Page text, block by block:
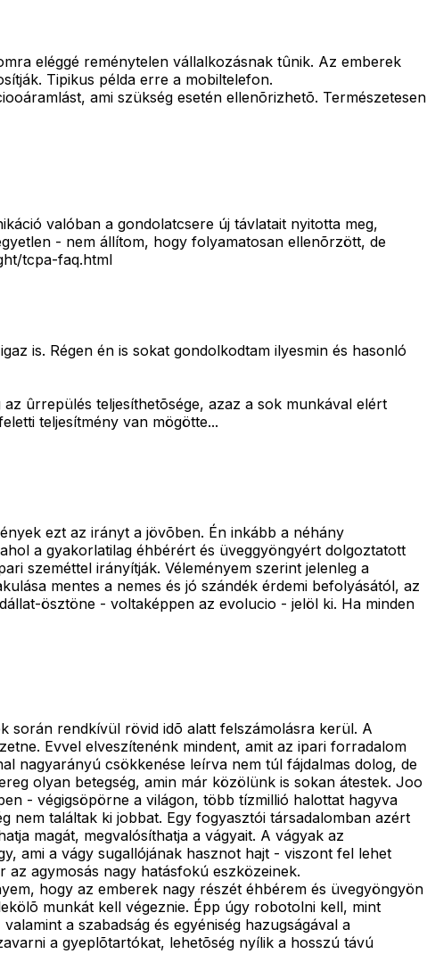
eléggé reménytelen vállalkozásnak tûnik. Az emberek
Tipikus példa erre a mobiltelefon.
ami szükség esetén ellenõrizhetõ. Természetesen
valóban a gondolatcsere új távlatait nyitotta meg,
- nem állítom, hogy folyamatosan ellenõrzött, de
tcpa-faq.html
is. Régen én is sokat gondolkodtam ilyesmin és hasonló
ûrrepülés teljesíthetõsége, azaz a sok munkával elért
teljesítmény van mögötte...
ezt az irányt a jövõben. Én inkább a néhány
a gyakorlatilag éhbérért és üveggyöngyért dolgoztatott
szeméttel irányítják. Véleményem szerint jelenleg a
mentes a nemes és jó szándék érdemi befolyásától, az
ösztöne - voltaképpen az evolucio - jelöl ki. Ha minden
során rendkívül rövid idõ alatt felszámolásra kerül. A
Evvel elveszítenénk mindent, amit az ipari forradalom
nagyarányú csökkenése leírva nem túl fájdalmas dolog, de
olyan betegség, amin már közölünk is sokan átestek. Joo
- végigsöpörne a világon, több tízmillió halottat hagyva
nem találtak ki jobbat. Egy fogyasztói társadalomban azért
magát, megvalósíthatja a vágyait. A vágyak az
ami a vágy sugallójának hasznot hajt - viszont fel lehet
agymosás nagy hatásfokú eszközeinek.
hogy az emberek nagy részét éhbérem és üvegyöngyön
munkát kell végeznie. Épp úgy robotolni kell, mint
a szabadság és egyéniség hazugságával a
a gyeplõtartókat, lehetõség nyílik a hosszú távú